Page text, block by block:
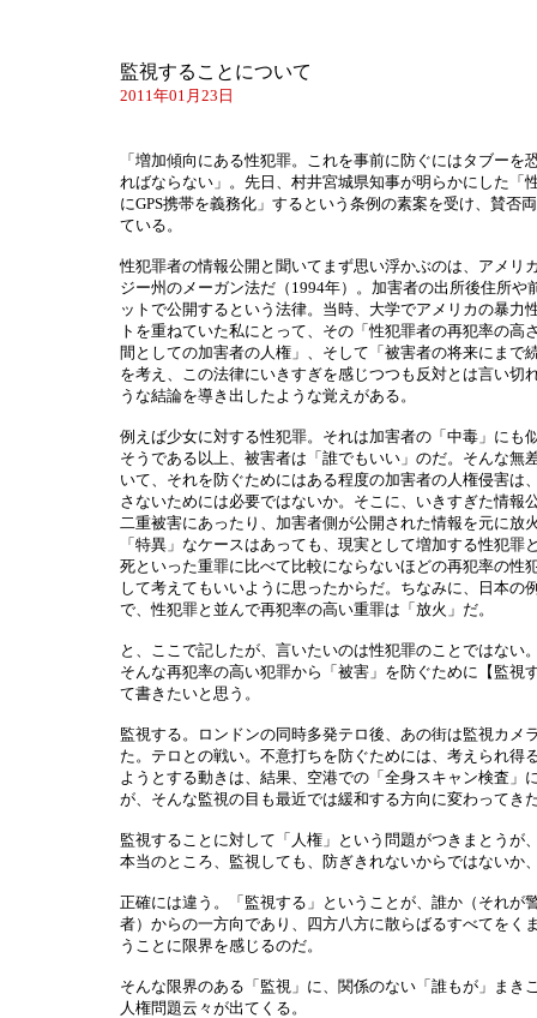
監視することについて
2011年01月23日
「増加傾向にある性犯罪。これを事前に防ぐにはタブーを
ればならない」。先日、村井宮城県知事が明らかにした「
にGPS携帯を義務化」するという条例の素案を受け、賛否
ている。
性犯罪者の情報公開と聞いてまず思い浮かぶのは、アメリ
ジー州のメーガン法だ（1994年）。加害者の出所後住所や
ットで公開するという法律。当時、大学でアメリカの暴力
トを重ねていた私にとって、その「性犯罪者の再犯率の高
間としての加害者の人権」、そして「被害者の将来にまで
を考え、この法律にいきすぎを感じつつも反対とは言い切
うな結論を導き出したような覚えがある。
例えば少女に対する性犯罪。それは加害者の「中毒」にも
そうである以上、被害者は「誰でもいい」のだ。そんな無
いて、それを防ぐためにはある程度の加害者の人権侵害は
さないためには必要ではないか。そこに、いきすぎた情報
二重被害にあったり、加害者側が公開された情報を元に放
「特異」なケースはあっても、現実として増加する性犯罪
死といった重罪に比べて比較にならないほどの再犯率の性
して考えてもいいように思ったからだ。ちなみに、日本の
で、性犯罪と並んで再犯率の高い重罪は「放火」だ。
と、ここで記したが、言いたいのは性犯罪のことではない
そんな再犯率の高い犯罪から「被害」を防ぐために【監視
て書きたいと思う。
監視する。ロンドンの同時多発テロ後、あの街は監視カメ
た。テロとの戦い。不意打ちを防ぐためには、考えられ得
ようとする動きは、結果、空港での「全身スキャン検査」
が、そんな監視の目も最近では緩和する方向に変わってき
監視することに対して「人権」という問題がつきまとうが
本当のところ、監視しても、防ぎきれないからではないか
正確には違う。「監視する」ということが、誰か（それが
者）からの一方向であり、四方八方に散らばるすべてをく
うことに限界を感じるのだ。
そんな限界のある「監視」に、関係のない「誰もが」まき
人権問題云々が出てくる。